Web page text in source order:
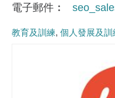
電子郵件
教育及訓練 個人發展及訓